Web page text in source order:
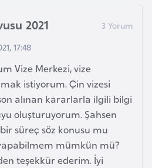
2021
17:48
Vize Merkezi, vize
istiyorum. Çin vizesi
alınan kararlarla ilgili bilgi
oluşturuyorum. Şahsen
süreç söz konusu mu
mümkün mü?
teşekkür ederim. İyi